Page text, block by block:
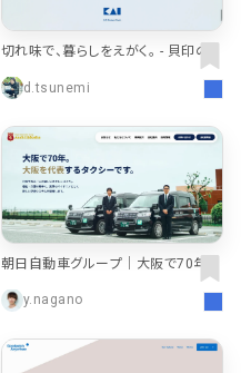
切れ味で、暮らしをえがく。 - 貝印のデ
d.tsunemi
朝日自動車グループ｜大阪で70年、
y.nagano